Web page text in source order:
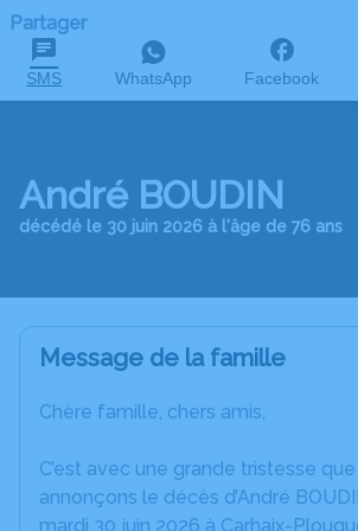
Partager
SMS WhatsApp Facebook
André BOUDIN
décédé le 30 juin 2026 à l'âge de 76 ans
Message de la famille
Chère famille, chers amis,
C’est avec une grande tristesse
annonçons le décès d’André
mardi 30 juin 2026 à Carhaix-